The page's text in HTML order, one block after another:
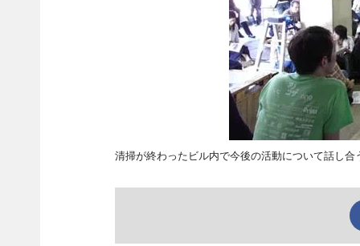
清掃が終わったビル内で今後の活動について話し合